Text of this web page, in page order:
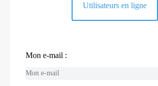
Utilisateurs en ligne
Mon e-mail :